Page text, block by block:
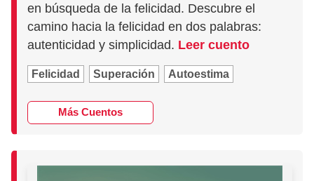
en búsqueda de la felicidad. Descubre el
camino hacia la felicidad en dos palabras:
autenticidad y simplicidad. Leer cuento
Felicidad Superación Autoestima
Más Cuentos